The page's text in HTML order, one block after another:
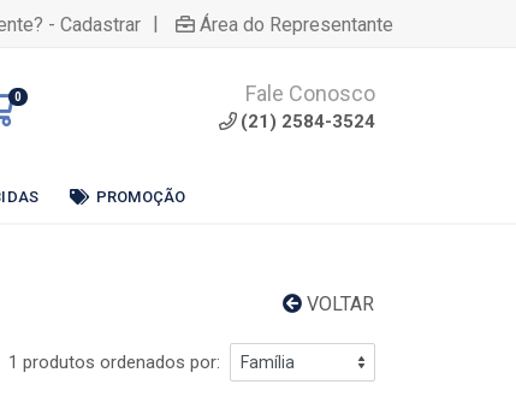
- Cadastrar | Área do Representante
0 Fale Conosco
(21) 2584-3524
PROMOÇÃO
VOLTAR
1 produtos ordenados por: